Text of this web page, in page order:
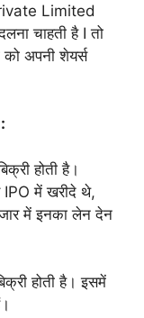
Limited
चाहती है I तो
अपनी शेयर्स
होती है।
में खरीदे थे,
में इनका लेन देन
होती है। इसमें